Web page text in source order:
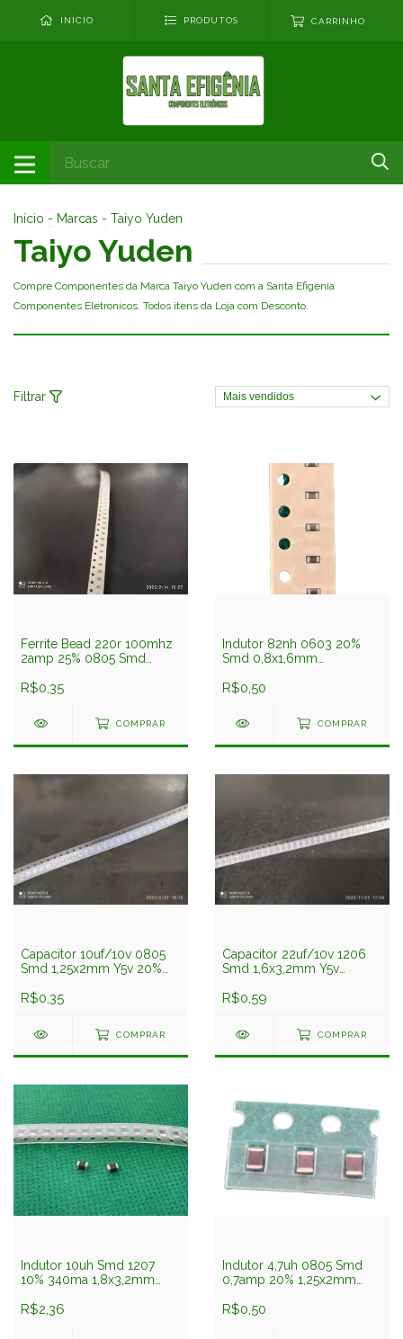
INÍCIO PRODUTOS CARRINHO
Início - Marcas - Taiyo Yuden
Taiyo Yuden
Compre Componentes da Marca Taiyo Yuden com a Santa Efigenia
Componentes Eletronicos. Todos itens da Loja com Desconto.
Filtrar
Ferrite Bead 220r 100mhz
2amp 25% 0805 Smd
Taiyo Yuden
R$0,35
COMPRAR
Indutor 82nh 0603 20%
Smd 0,8x1,6mm
Yuden
R$0,50
COMPRAR
Capacitor 10uf/10v 0805
Smd 1,25x2mm Y5v 20%
Yuden
R$0,35
COMPRAR
Capacitor 22uf/10v 1206
Smd 1,6x3,2mm Y5v
Yuden
R$0,59
COMPRAR
Indutor 10uh Smd 1207
10% 340ma 1,8x3,2mm
R$2,36
Indutor 4,7uh 0805 Smd
0,7amp 20% 1,25x2mm
Yuden
R$0,50